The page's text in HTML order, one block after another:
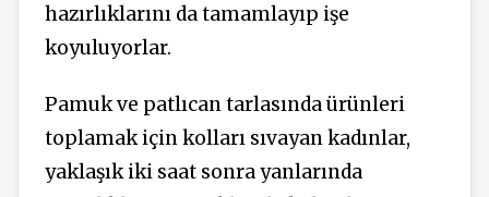
hazırlıklarını da tamamlayıp işe
koyuluyorlar.
Pamuk ve patlıcan tarlasında ürünleri
toplamak için kolları sıvayan kadınlar,
yaklaşık iki saat sonra yanlarında